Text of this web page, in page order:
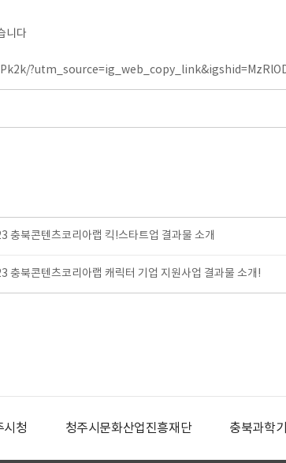
니다
충북콘텐츠코리아랩 킥!스타트업 결과물 소개
충북콘텐츠코리아랩 캐릭터 기업 지원사업 결과물 소개!
시청 청주시문화산업진흥재단 충북과학